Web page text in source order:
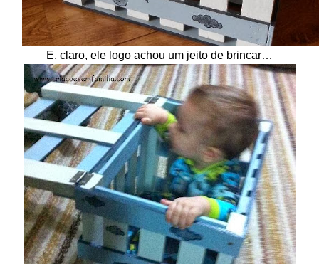
E, claro, ele logo achou um jeito de brincar…